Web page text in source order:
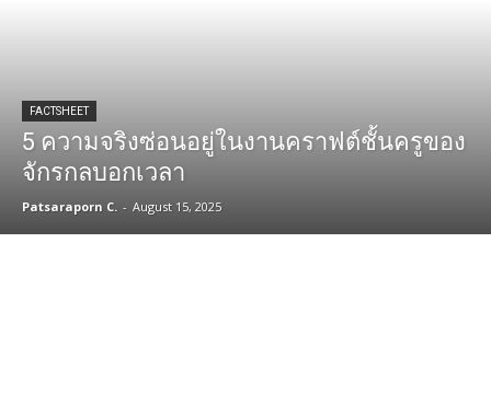
FACTSHEET
5 ความจริงซ่อนอยู่ในงานคราฟต์ชั้นครูของ
จักรกลบอกเวลา
Patsaraporn C. - August 15, 2025